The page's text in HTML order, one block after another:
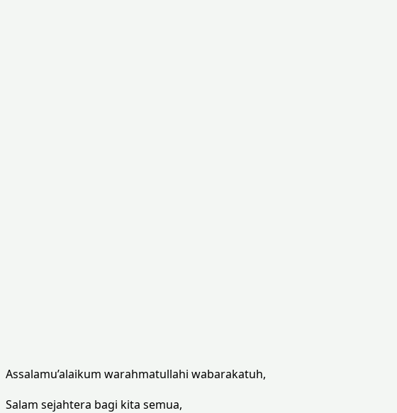
Assalamu’alaikum warahmatullahi wabarakatuh,
Salam sejahtera bagi kita semua,